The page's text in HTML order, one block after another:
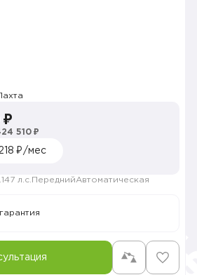
₽
510 ₽
₽/мес
147 л.с. ПереднийАвтоматическая
гарантия